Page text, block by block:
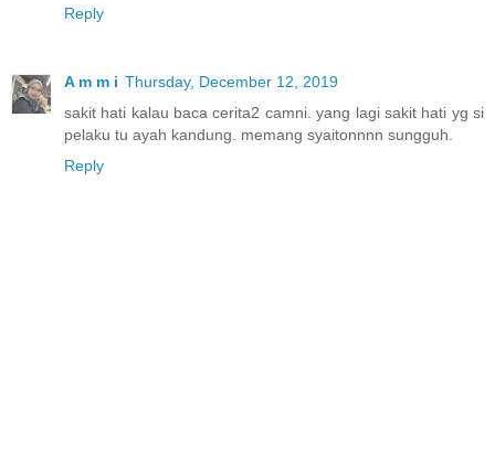
Reply
A m m i Thursday, December 12, 2019
sakit hati kalau baca cerita2 camni. yang lagi sakit hati yg si
pelaku tu ayah kandung. memang syaitonnnn sungguh.
Reply